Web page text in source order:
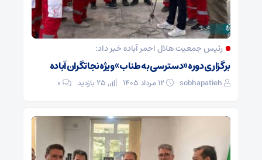
رئیس جمعیت هلال احمر آباده خبر داد:
برگزاری دوره «دسترسی به طناب» ویژه نجاتگران آباده
sobhapatieh ۰